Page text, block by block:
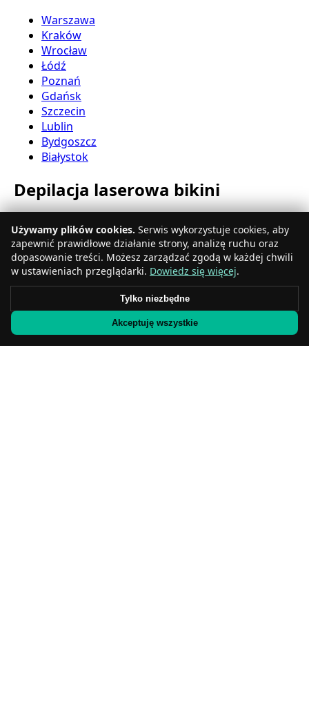
Warszawa
Kraków
Wrocław
Łódź
Poznań
Gdańsk
Szczecin
Lublin
Bydgoszcz
Białystok
Depilacja laserowa bikini
Katowice
Gdynia
Częstochowa
Radom
Rzeszów
Sosnowiec
Gliwice
Używamy plików cookies. Serwis wykorzystuje cookies, aby
zapewnić prawidłowe działanie strony, analizę ruchu oraz
dopasowanie treści. Możesz zarządzać zgodą w każdej chwili
w ustawieniach przeglądarki. Dowiedz się więcej.
Tylko niezbędne
Akceptuję wszystkie